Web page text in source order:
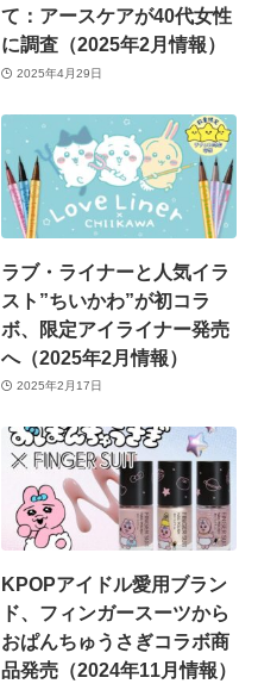
て：アースケアが40代女性
に調査（2025年2月情報）
2025年4月29日
ラブ・ライナーと人気イラ
スト”ちいかわ”が初コラ
ボ、限定アイライナー発売
へ（2025年2月情報）
2025年2月17日
KPOPアイドル愛用ブラン
ド、フィンガースーツから
おぱんちゅうさぎコラボ商
品発売（2024年11月情報）